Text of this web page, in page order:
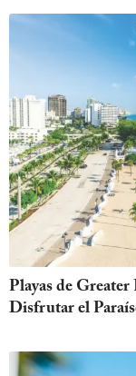
Playas de
Disfrutar el